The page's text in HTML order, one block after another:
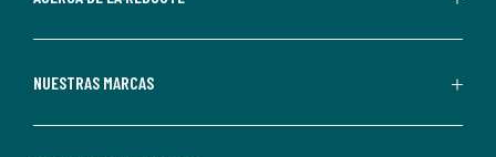
Redoute.
de
NUESTRAS MARCAS